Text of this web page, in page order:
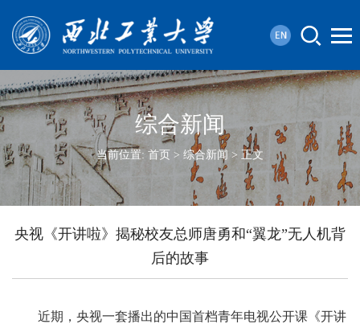
综合新闻
当前位置: 首页 > 综合新闻 > 正文
央视《开讲啦》揭秘校友总师唐勇和“翼龙”无人机背
后的故事
近期，央视一套播出的中国首档青年电视公开课《开讲